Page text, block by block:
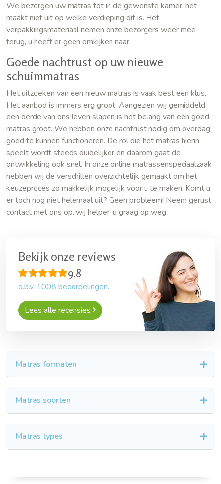
We bezorgen uw matras tot in de gewenste kamer, het
maakt niet uit op welke verdieping dit is. Het
verpakkingsmateriaal nemen onze bezorgers weer mee
terug, u heeft er geen omkijken naar.
Goede nachtrust op uw nieuwe
schuimmatras
Het uitzoeken van een nieuw matras is vaak best een klus.
Het aanbod is immers erg groot. Aangezien wij gemiddeld
een derde van ons leven slapen is het belang van een goed
matras groot. We hebben onze nachtrust nodig om overdag
goed te kunnen functioneren. De rol die het matras hierin
speelt wordt steeds duidelijker en daarom gaat de
ontwikkeling ook snel. In onze online matrassenspeciaalzaak
hebben wij de verschillen overzichtelijk gemaakt om het
keuzeproces zo makkelijk mogelijk voor u te maken. Komt u
er toch nog niet helemaal uit? Geen probleem! Neem gerust
contact met ons op, wij helpen u graag op weg.
Bekijk onze reviews
9.8
o.b.v. 1008 beoordelingen.
Lees alle recensies
Matras formaten
Matras soorten
Matras types